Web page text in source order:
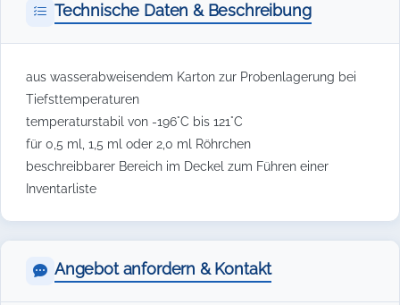
Technische Daten & Beschreibung
aus wasserabweisendem Karton zur Probenlagerung bei
Tiefsttemperaturen
temperaturstabil von -196°C bis 121°C
für 0,5 ml, 1,5 ml oder 2,0 ml Röhrchen
beschreibbarer Bereich im Deckel zum Führen einer
Inventarliste
Angebot anfordern & Kontakt